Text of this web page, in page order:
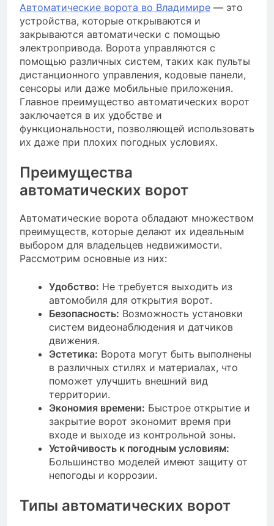
Автоматические ворота во Владимире — это
устройства, которые открываются и
закрываются автоматически с помощью
электропривода. Ворота управляются с
помощью различных систем, таких как пульты
дистанционного управления, кодовые панели,
сенсоры или даже мобильные приложения.
Главное преимущество автоматических ворот
заключается в их удобстве и
функциональности, позволяющей использовать
их даже при плохих погодных условиях.
Преимущества
автоматических ворот
Автоматические ворота обладают множеством
преимуществ, которые делают их идеальным
выбором для владельцев недвижимости.
Рассмотрим основные из них:
Удобство: Не требуется выходить из
автомобиля для открытия ворот.
Безопасность: Возможность установки
систем видеонаблюдения и датчиков
движения.
Эстетика: Ворота могут быть выполнены
в различных стилях и материалах, что
поможет улучшить внешний вид
территории.
Экономия времени: Быстрое открытие и
закрытие ворот экономит время при
входе и выходе из контрольной зоны.
Устойчивость к погодным условиям:
Большинство моделей имеют защиту от
непогоды и коррозии.
Типы автоматических ворот